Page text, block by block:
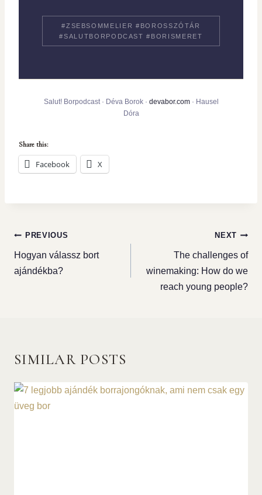
#ZSEBSOMMELIER #BOROSSZÓTÁR
#SALUTBORPODCAST #BORISMERET
Salut! Borpodcast · Déva Borok · devabor.com· Hausel
Dóra
Share this:
Facebook X
PREVIOUS
Hogyan válassz bort
ajándékba?
NEXT
The challenges of
winemaking: How do we
reach young people?
SIMILAR POSTS